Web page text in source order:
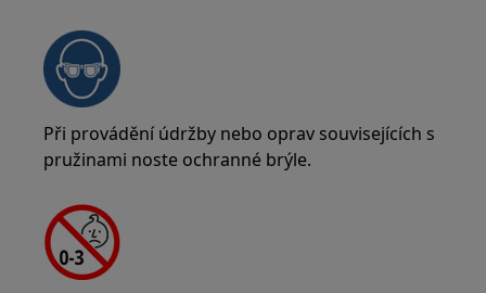
Při provádění údržby nebo oprav souvisejících s
pružinami noste ochranné brýle.